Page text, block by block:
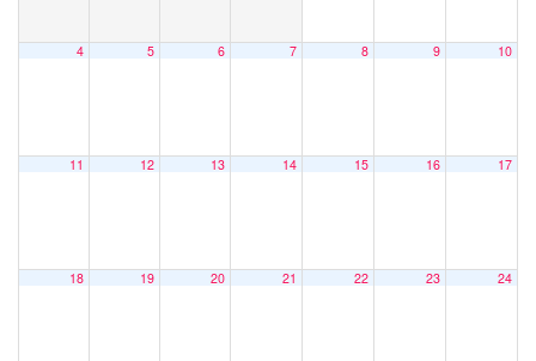
4 5 6 7 8 9 10
11 12 13 14 15 16 17
18 19 20 21 22 23 24